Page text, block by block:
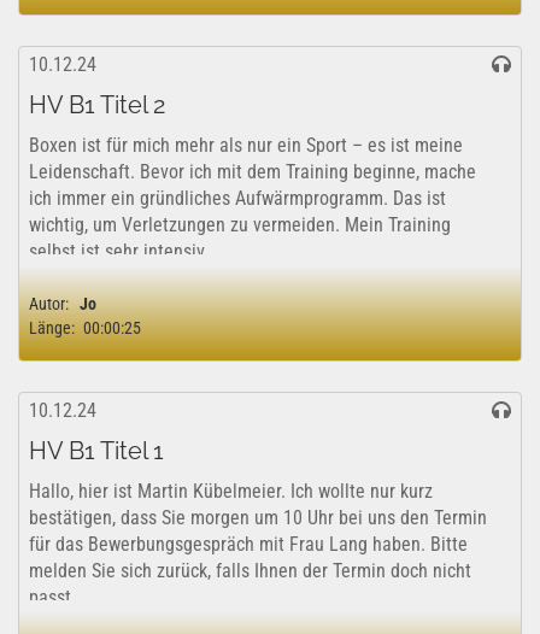
10.12.24
HV B1 Titel 2
Boxen ist für mich mehr als nur ein Sport – es ist meine
Leidenschaft. Bevor ich mit dem Training beginne, mache
ich immer ein gründliches Aufwärmprogramm. Das ist
wichtig, um Verletzungen zu vermeiden. Mein Training
selbst ist sehr intensiv....
Autor: Jo
Länge: 00:00:25
10.12.24
HV B1 Titel 1
Hallo, hier ist Martin Kübelmeier. Ich wollte nur kurz
bestätigen, dass Sie morgen um 10 Uhr bei uns den Termin
für das Bewerbungsgespräch mit Frau Lang haben. Bitte
melden Sie sich zurück, falls Ihnen der Termin doch nicht
passt.